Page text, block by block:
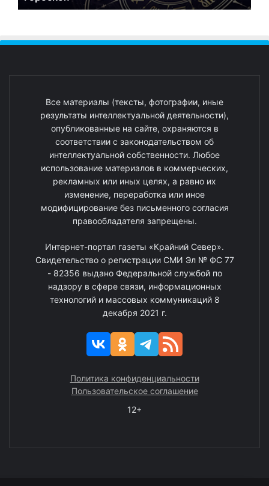
Все материалы (тексты, фотографии, иные
результаты интеллектуальной деятельности),
опубликованные на сайте, охраняются в
соответствии с законодательством об
интеллектуальной собственности. Любое
использование материалов в коммерческих,
рекламных или иных целях, а равно их
изменение, переработка или иное
модифицирование без письменного согласия
правообладателя запрещены.
Интернет-портал газеты «Крайний Север».
Свидетельство о регистрации СМИ Эл № ФС 77
- 82356 выдано Федеральной службой по
надзору в сфере связи, информационных
технологий и массовых коммуникаций 8
декабря 2021 г.
Политика конфиденциальности
Пользовательское соглашение
12+